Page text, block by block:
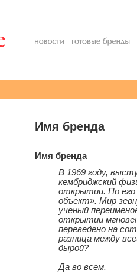
Имя бренда
Имя бренда
В 1969 году,
кембриджский
открытии. По его
объект». Мир
ученый
открытии
переведено на
разница между
дырой?
Да во всем.